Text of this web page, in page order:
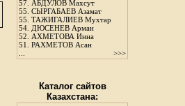
57. АБДУЛОВ Махсут
55. СЫРГАБАЕВ Азамат
55. ТАЖИГАЛИЕВ Мухтар
54. ДЮСЕНЕВ Арман
52. АХМЕТОВА Инна
51. РАХМЕТОВ Асан
>>>
Каталог сайтов
Казахстана: